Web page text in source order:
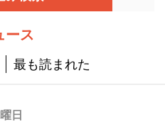
ース
最も読まれた
日